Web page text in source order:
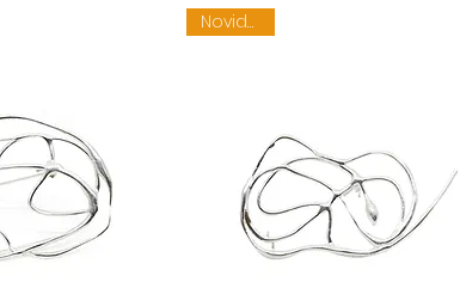
Novidade